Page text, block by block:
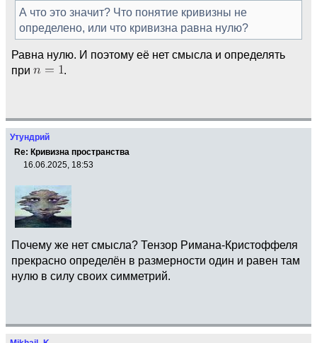
А что это значит? Что понятие кривизны не
определено, или что кривизна равна нулю?
Равна нулю. И поэтому её нет смысла и определять
при
.
Утундрий
Re: Кривизна пространства
16.06.2025, 18:53
Почему же нет смысла? Тензор Римана-Кристоффеля
прекрасно определён в размерности один и равен там
нулю в силу своих симметрий.